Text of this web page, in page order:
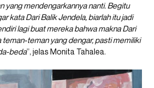
yang mendengarkannya nanti. Begitu
kata Dari Balik Jendela, biarlah itu jadi
lagi buat mereka bahwa makna Dari
teman-teman yang dengar, pasti memiliki
beda”, jelas Monita Tahalea.